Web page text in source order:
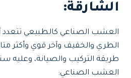
الشارقة:
العشب الصناعي كالطبيعي تتعدد
الطري والخفيف وآخر قوي وأكثر
طريقة التركيب والصيانة، وعليه
العشب الصناعي: